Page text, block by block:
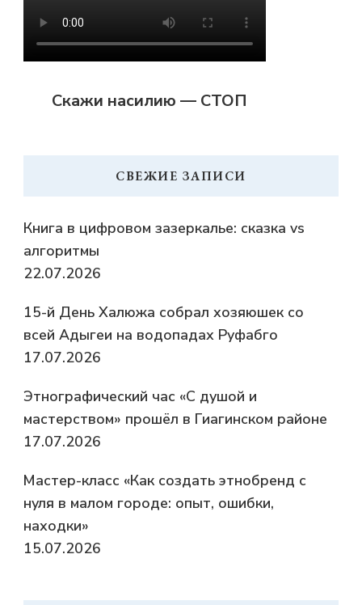
Скажи насилию — СТОП
СВЕЖИЕ ЗАПИСИ
Книга в цифровом зазеркалье: сказка vs
алгоритмы
22.07.2026
15-й День Халюжа собрал хозяюшек со
всей Адыгеи на водопадах Руфабго
17.07.2026
Этнографический час «С душой и
мастерством» прошёл в Гиагинском районе
17.07.2026
Мастер-класс «Как создать этнобренд с
нуля в малом городе: опыт, ошибки,
находки»
15.07.2026